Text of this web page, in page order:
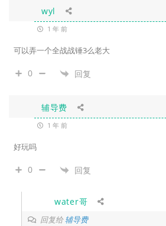
wyl
1 年 前
可以弄一个全战战锤3么老大
0 回复
辅导费
1 年 前
好玩吗
0 回复
water哥
回复给辅导费